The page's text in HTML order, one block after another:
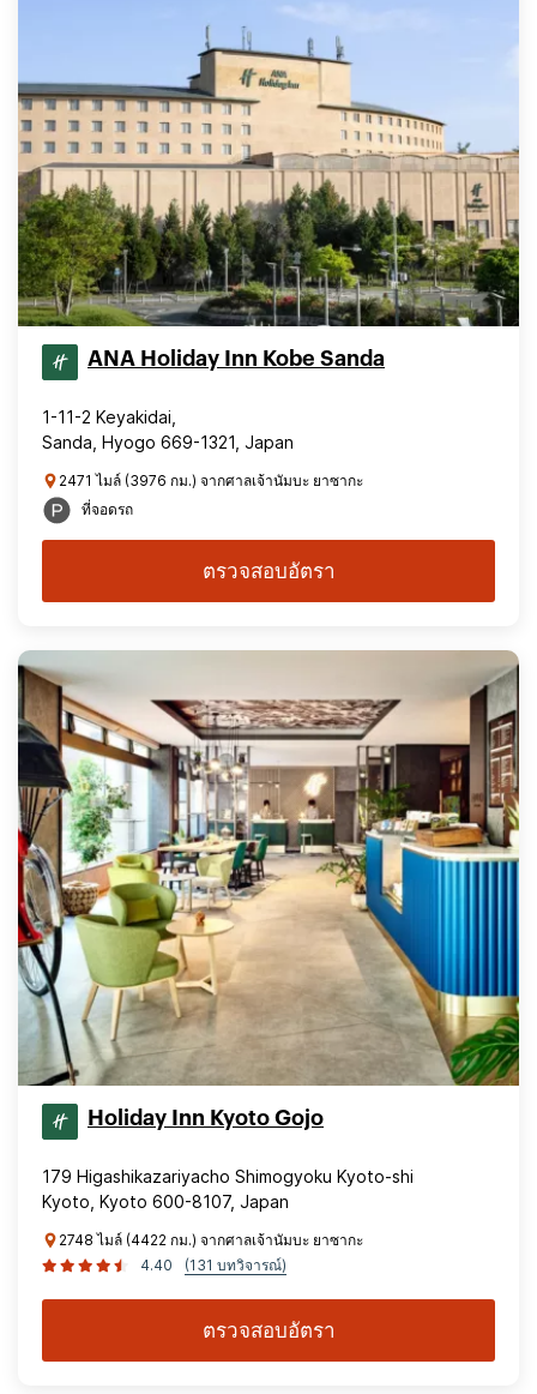
ANA Holiday Inn Kobe Sanda
1-11-2 Keyakidai,
Sanda, Hyogo 669-1321, Japan
2471 ไมล์ (3976 กม.) จากศาลเจ้านัมบะ ยาซากะ
ที่จอดรถ
ตรวจสอบอัตรา
Holiday Inn Kyoto Gojo
179 Higashikazariyacho Shimogyoku Kyoto-shi
Kyoto, Kyoto 600-8107, Japan
2748 ไมล์ (4422 กม.) จากศาลเจ้านัมบะ ยาซากะ
4.40
(131 บทวิจารณ์)
ตรวจสอบอัตรา